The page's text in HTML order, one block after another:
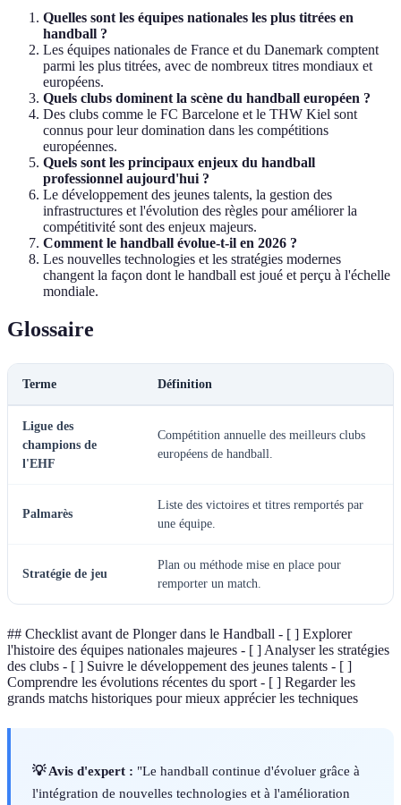
Quelles sont les équipes nationales les plus titrées en
handball ?
Les équipes nationales de France et du Danemark comptent
parmi les plus titrées, avec de nombreux titres mondiaux et
européens.
Quels clubs dominent la scène du handball européen ?
Des clubs comme le FC Barcelone et le THW Kiel sont
connus pour leur domination dans les compétitions
européennes.
Quels sont les principaux enjeux du handball
professionnel aujourd'hui ?
Le développement des jeunes talents, la gestion des
infrastructures et l'évolution des règles pour améliorer la
compétitivité sont des enjeux majeurs.
Comment le handball évolue-t-il en 2026 ?
Les nouvelles technologies et les stratégies modernes
changent la façon dont le handball est joué et perçu à l'échelle
mondiale.
Glossaire
Terme Définition
Ligue des
champions de
l'EHF
Compétition annuelle des meilleurs clubs
européens de handball.
Palmarès
Liste des victoires et titres remportés par
une équipe.
Stratégie de jeu
Plan ou méthode mise en place pour
remporter un match.
## Checklist avant de Plonger dans le Handball - [ ] Explorer
l'histoire des équipes nationales majeures - [ ] Analyser les stratégies
des clubs - [ ] Suivre le développement des jeunes talents - [ ]
Comprendre les évolutions récentes du sport - [ ] Regarder les
grands matchs historiques pour mieux apprécier les techniques
💡 Avis d'expert : "Le handball continue d'évoluer grâce à
l'intégration de nouvelles technologies et à l'amélioration